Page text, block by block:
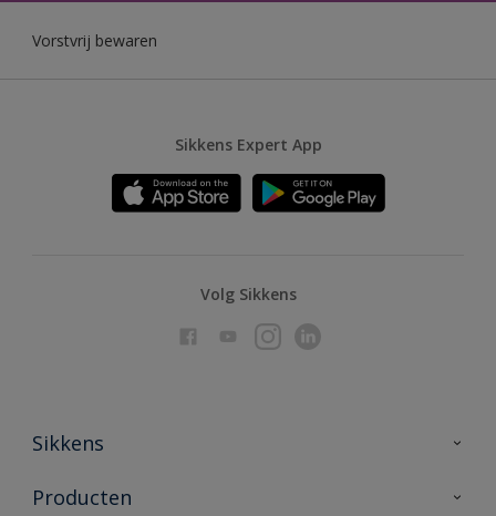
Vorstvrij bewaren
Sikkens Expert App
Volg Sikkens
Sikkens
Over Sikkens
Producten